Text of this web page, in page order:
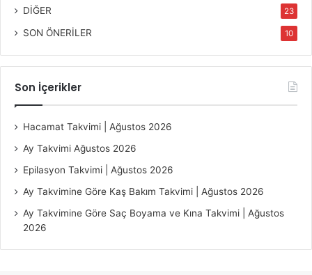
DİĞER 23
SON ÖNERİLER 10
Son İçerikler
Hacamat Takvimi | Ağustos 2026
Ay Takvimi Ağustos 2026
Epilasyon Takvimi | Ağustos 2026
Ay Takvimine Göre Kaş Bakım Takvimi | Ağustos 2026
Ay Takvimine Göre Saç Boyama ve Kına Takvimi | Ağustos
2026